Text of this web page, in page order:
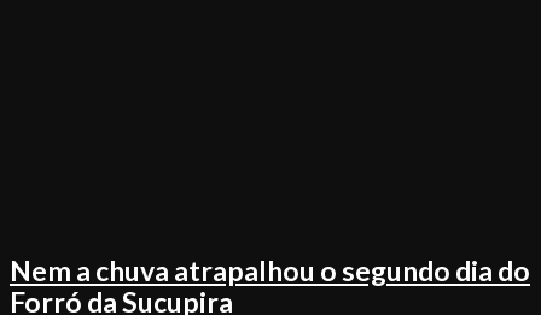
Nem a chuva atrapalhou o segundo dia do
Forró da Sucupira